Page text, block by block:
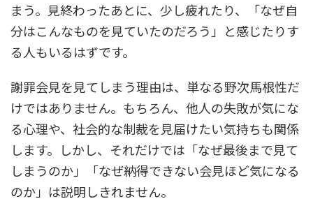
まう。見終わったあとに、少し疲れたり、「なぜ自
分はこんなものを見ていたのだろう」と感じたりす
る人もいるはずです。
謝罪会見を見てしまう理由は、単なる野次馬根性だ
けではありません。もちろん、他人の失敗が気にな
る心理や、社会的な制裁を見届けたい気持ちも関係
します。しかし、それだけでは「なぜ最後まで見て
しまうのか」「なぜ納得できない会見ほど気になる
のか」は説明しきれません。